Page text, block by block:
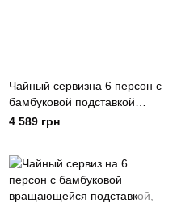
Чайный сервизна 6 персон с
бамбуковой подставкой
коричневый Yiwu
4 589 грн